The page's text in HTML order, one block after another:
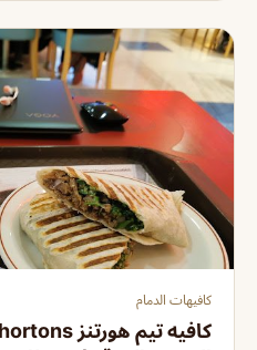
كافيهات الدمام